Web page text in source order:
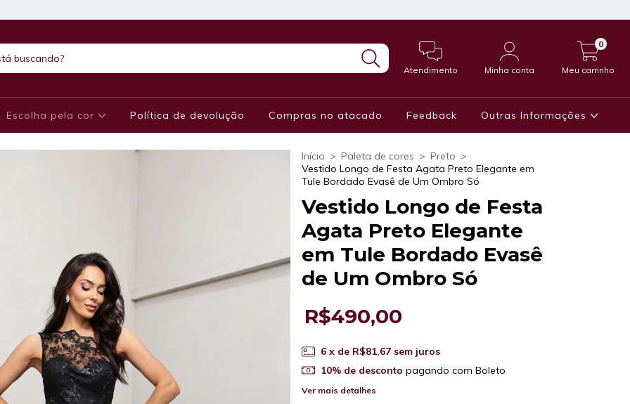
Atendimento Minha conta Meu carrinho
0
Escolha pela cor Política de devolução Compras no atacado Feedback Outras Informações
Início > Paleta de cores > Preto >
Vestido Longo de Festa Agata Preto Elegante em
Tule Bordado Evasê de Um Ombro Só
Vestido Longo de Festa
Agata Preto Elegante
em Tule Bordado Evasê
de Um Ombro Só
R$490,00
6 x de R$81,67 sem juros
10% de desconto pagando com Boleto
Ver mais detalhes